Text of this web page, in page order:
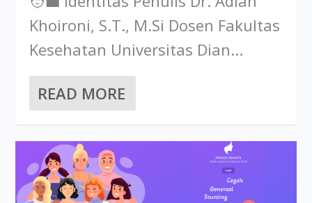
Khoironi, S.T., M.Si Dosen Fakultas
Kesehatan Universitas Dian...
READ MORE